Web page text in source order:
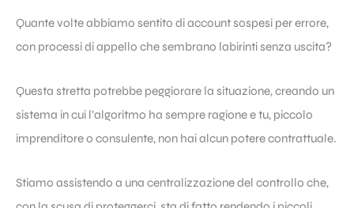
Quante volte abbiamo sentito di account sospesi per errore,
con processi di appello che sembrano labirinti senza uscita?
Questa stretta potrebbe peggiorare la situazione, creando un
sistema in cui l’algoritmo ha sempre ragione e tu, piccolo
imprenditore o consulente, non hai alcun potere contrattuale.
Stiamo assistendo a una centralizzazione del controllo che,